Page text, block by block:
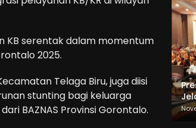
KB serentak dalam momentum
2025.
Telaga Biru, juga diisi
stunting bagi keluarga
BAZNAS Provinsi Gorontalo.